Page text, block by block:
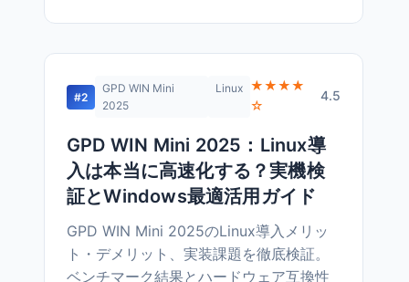
#2
GPD WIN Mini
2025
Linux
★★★★
☆
4.5
GPD WIN Mini 2025：Linux導
入は本当に高速化する？実機検
証とWindows最適活用ガイド
GPD WIN Mini 2025のLinux導入メリッ
ト・デメリット、実装課題を徹底検証。
ベンチマーク結果とハードウェア互換性